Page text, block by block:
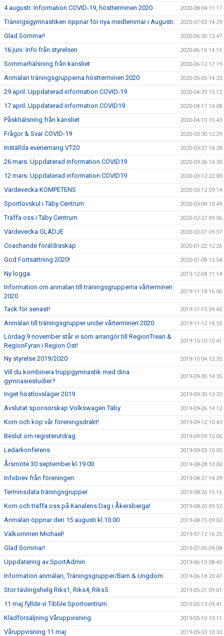
4 augusti: Information COVID-19, höstterminen 2020 2020-08-04 11:17
Träningsgymnastiken öppnar för nya medlemmar i Augusti. 2020-07-03 14:29
Glad Sommar! 2020-06-30 12:47
16 juni: Info från styrelsen 2020-06-16 14:15
Sommarhälsning från kansliet 2020-06-12 17:19
Anmälan träningsgrupperna höstterminen 2020 2020-05-05 14:23
29 april: Uppdaterad information COVID-19 2020-04-29 15:12
17 april: Uppdaterad information COVID19 2020-04-17 14:08
Påskhälsning från kansliet 2020-04-10 15:43
Frågor & Svar COVID-19 2020-03-30 12:29
Inställda evenemang VT20 2020-03-27 14:28
26 mars: Uppdaterad information COVID19 2020-03-26 14:30
12 mars: Uppdaterad information COVID19 2020-03-12 22:00
Värdevecka KOMPETENS 2020-03-12 09:14
Sportlovskul i Täby Centrum 2020-03-04 10:49
Träffa oss i Täby Centrum 2020-02-27 09:06
Värdevecka GLÄDJE 2020-02-07 09:57
Coachande föräldraskap 2020-01-22 12:26
God Fortsättning 2020! 2020-01-08 12:54
Ny logga 2019-12-04 11:14
Information om anmälan till träningsgrupperna vårterminen
2020
2019-11-18 16:06
Tack för senast! 2019-11-15 09:45
Anmälan till träningsgrupper under vårterminen 2020 2019-11-12 14:55
Lördag 9 november står vi som arrangör till RegionTrean &
RegionFyran i Region Öst!
2019-10-10 10:41
Ny styrelse 2019/2020 2019-10-04 12:35
Vill du kombinera truppgymnastik med dina
gymnasiestudier?
2019-09-30 14:35
Inget höstlovsläger 2019 2019-09-30 13:33
Avslutat sponsorskap Volkswagen Täby 2019-09-26 14:12
Kom och köp vår föreningsdräkt! 2019-09-12 10:43
Beslut om registerutdrag 2019-09-09 12:06
Ledarkonferens 2019-09-03 10:05
Årsmöte 30 september kl.19.00 2019-08-28 13:00
Infobrev från föreningen 2019-08-27 14:29
Terminsdata träningsgrupper 2019-08-26 15:16
Kom och träffa oss på Kanalens Dag i Åkersberga! 2019-08-20 09:52
Anmälan öppnar den 15 augusti kl.10.00 2019-08-15 09:02
Välkommen Michael! 2019-07-12 16:25
Glad Sommar! 2019-07-05 09:08
Uppdatering av SportAdmin 2019-06-19 08:45
Information anmälan, Träningsgrupper/Barn & Ungdom 2019-06-18 20:47
Stor tävlingshelg Riks1, Riks4, Riks5 2019-05-21 09:01
11 maj fyllde vi Tibble Sportcentrum 2019-05-13 09:41
Klädförsäljning Våruppvisning 2019-05-10 13:11
Våruppvisning 11 maj 2019-05-03 13:33